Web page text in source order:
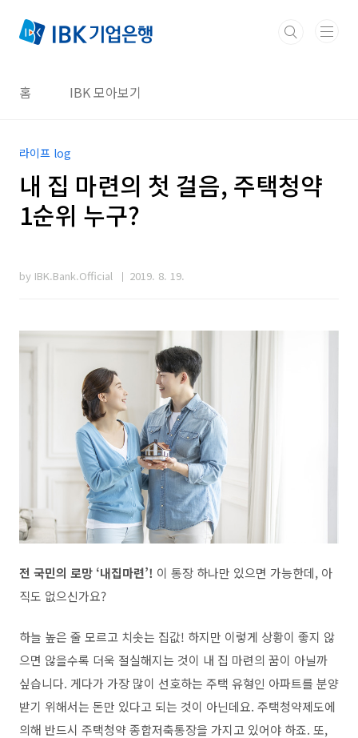
홈 IBK 모아보기
라이프 log
내 집 마련의 첫 걸음, 주택청약
1순위 누구?
by IBK.Bank.Official 2019. 8. 19.
전 국민의 로망 ‘내집마련’! 이 통장 하나만 있으면 가능한데, 아
직도 없으신가요?
하늘 높은 줄 모르고 치솟는 집값! 하지만 이렇게 상황이 좋지 않
으면 않을수록 더욱 절실해지는 것이 내 집 마련의 꿈이 아닐까
싶습니다. 게다가 가장 많이 선호하는 주택 유형인 아파트를 분양
받기 위해서는 돈만 있다고 되는 것이 아닌데요. 주택청약제도에
의해 반드시 주택청약 종합저축통장을 가지고 있어야 하죠. 또,